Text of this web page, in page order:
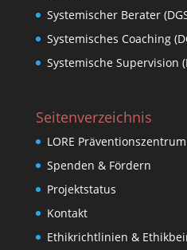
Systemischer Berater
Systemisches Coaching
Systemische Supervision
Seitenverzeichnis
LORE Präventionszentrum
Spenden & Fördern
Projektstatus
Kontakt
Ethikrichtlinien &